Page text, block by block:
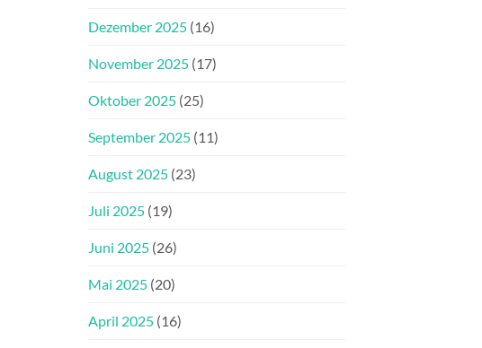
Dezember 2025 (16)
November 2025 (17)
Oktober 2025 (25)
September 2025 (11)
August 2025 (23)
Juli 2025 (19)
Juni 2025 (26)
Mai 2025 (20)
April 2025 (16)